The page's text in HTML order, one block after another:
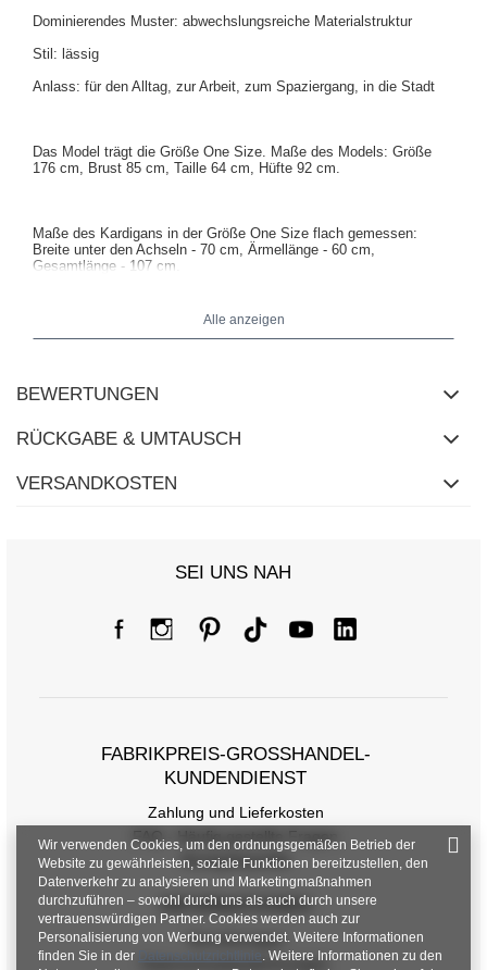
Dominierendes Muster: abwechslungsreiche Materialstruktur
Stil: lässig
Anlass: für den Alltag, zur Arbeit, zum Spaziergang, in die Stadt
Das Model trägt die Größe One Size. Maße des Models: Größe
176 cm, Brust 85 cm, Taille 64 cm, Hüfte 92 cm.
Maße des Kardigans in der Größe One Size flach gemessen:
Breite unter den Achseln - 70 cm, Ärmellänge - 60 cm,
Gesamtlänge - 107 cm.
Alle anzeigen
BEWERTUNGEN
RÜCKGABE & UMTAUSCH
VERSANDKOSTEN
SEI UNS NAH
FABRIKPREIS-GROSSHANDEL-K
UNDENDIENST
Zahlung und Lieferkosten
FAQ - Häufig gestellte Fragen
Rückgabepolitik
INFORMATIONEN
Verordnungen
Datenschutzbestimmungen
Wir verwenden Cookies, um den ordnungsgemäßen Betrieb der
Website zu gewährleisten, soziale Funktionen bereitzustellen, den
Datenverkehr zu analysieren und Marketingmaßnahmen
durchzuführen – sowohl durch uns als auch durch unsere
vertrauenswürdigen Partner. Cookies werden auch zur
Personalisierung von Werbung verwendet. Weitere Informationen
finden Sie in der
Datenschutzrichtlinie. Weitere Informationen zu den